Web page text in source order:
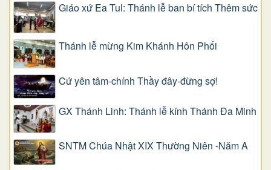
Giáo xứ Ea Tul: Thánh lễ ban bí tích Thêm sức
Thánh lễ mừng Kim Khánh Hôn Phối
Cứ yên tâm-chính Thầy đây-đừng sợ!
GX Thánh Linh: Thánh lễ kính Thánh Đa Minh
SNTM Chúa Nhật XIX Thường Niên -Năm A